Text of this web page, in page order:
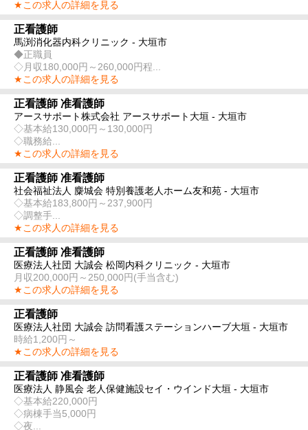
★この求人の詳細を見る
正看護師
馬渕消化器内科クリニック - 大垣市
◆正職員
◇月収180,000円～260,000円程...
★この求人の詳細を見る
正看護師 准看護師
アースサポート株式会社 アースサポート大垣 - 大垣市
◇基本給130,000円～130,000円
◇職務給...
★この求人の詳細を見る
正看護師 准看護師
社会福祉法人 麋城会 特別養護老人ホーム友和苑 - 大垣市
◇基本給183,800円～237,900円
◇調整手...
★この求人の詳細を見る
正看護師 准看護師
医療法人社団 大誠会 松岡内科クリニック - 大垣市
月収200,000円～250,000円(手当含む)
★この求人の詳細を見る
正看護師
医療法人社団 大誠会 訪問看護ステーションハーブ大垣 - 大垣市
時給1,200円～
★この求人の詳細を見る
正看護師 准看護師
医療法人 静風会 老人保健施設セイ・ウインド大垣 - 大垣市
◇基本給220,000円
◇病棟手当5,000円
◇夜...